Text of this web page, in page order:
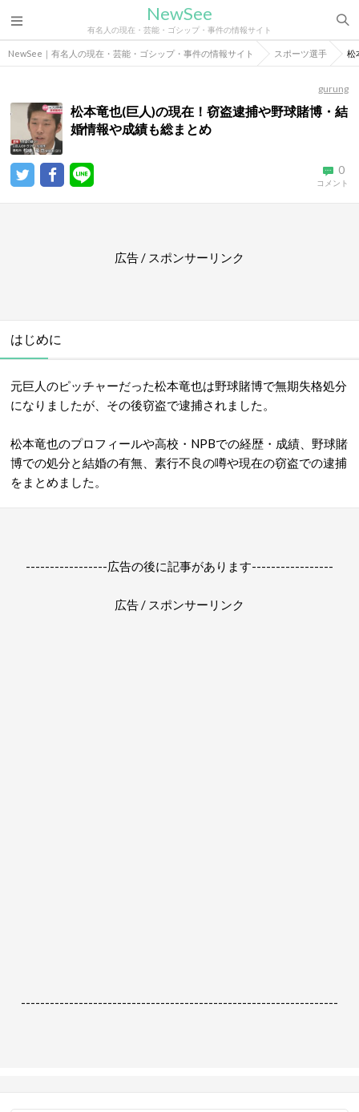
NewSee
有名人の現在・芸能・ゴシップ・事件の情報サイト
NewSee｜有名人の現在・芸能・ゴシップ・事件の情報サイト スポーツ選手 松
gurung
松本竜也(巨人)の現在！窃盗逮捕や野球賭博・結
婚情報や成績も総まとめ
0
コメント
広告 / スポンサーリンク
はじめに
元巨人のピッチャーだった松本竜也は野球賭博で無期失格処分
になりましたが、その後窃盗で逮捕されました。
松本竜也のプロフィールや高校・NPBでの経歴・成績、野球賭
博での処分と結婚の有無、素行不良の噂や現在の窃盗での逮捕
をまとめました。
-----------------広告の後に記事があります-----------------
広告 / スポンサーリンク
------------------------------------------------------------------